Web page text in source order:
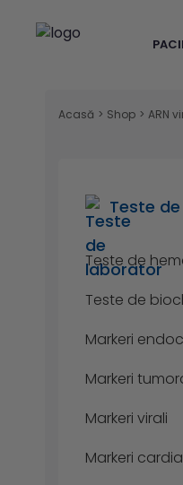
Acasă > Shop > ARN
Teste
Teste de
Teste de
Markeri
Markeri
Markeri virali
Markeri